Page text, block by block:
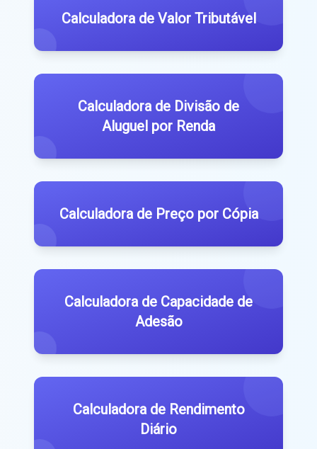
Calculadora de Valor Tributável
Calculadora de Divisão de
Aluguel por Renda
Calculadora de Preço por Cópia
Calculadora de Capacidade de
Adesão
Calculadora de Rendimento
Diário